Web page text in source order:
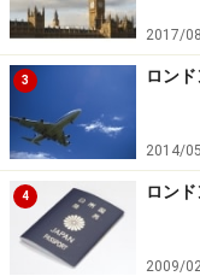
駅／セント・パン
料金：ツイン180ポ
※記事内容は執筆時点
い。
※海外を訪れる際には
ホームページ」を確認
ださい。
2017/
3 ロン
2014/
4 ロン
2009/